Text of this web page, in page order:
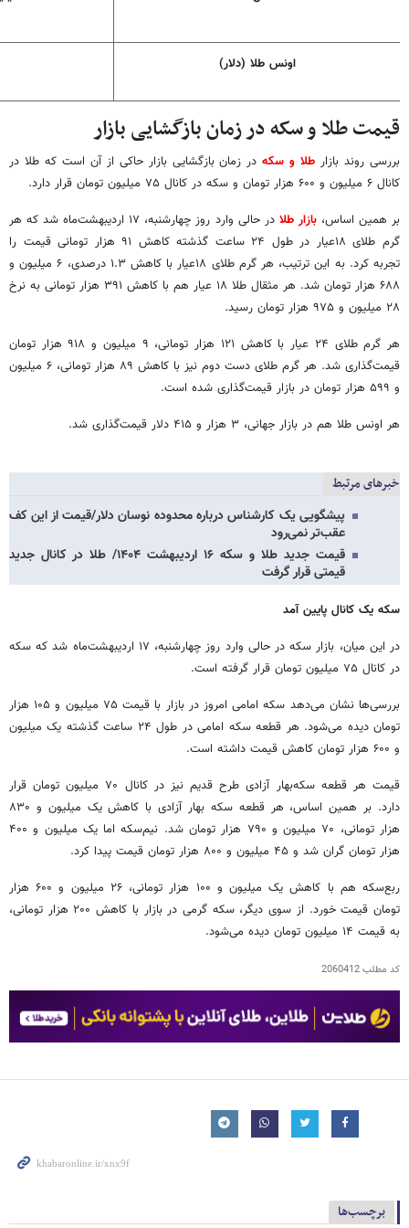
اونس طلا (دلار)
قیمت طلا و سکه در زمان بازگشایی بازار
بررسی روند بازار طلا و سکه در زمان بازگشایی بازار حاکی از آن است که طلا در
کانال ۶ میلیون و ۶۰۰ هزار تومان و سکه در کانال ۷۵ میلیون تومان قرار دارد.
بر همین اساس،بازار طلا
در حالی وارد روز چهارشنبه، ۱۷ اردیبهشت‌ماه شد که هر
گرم طلای ۱۸عیار در طول ۲۴ ساعت گذشته کاهش ۹۱ هزار تومانی قیمت را
تجربه کرد. به این ترتیب، هر گرم طلای ۱۸عیار با کاهش ۱.۳ درصدی، ۶ میلیون و
۶۸۸ هزار تومان شد. هر مثقال طلا ۱۸ عیار هم با کاهش ۳۹۱ هزار تومانی به نرخ
۲۸ میلیون و ۹۷۵ هزار تومان رسید.
هر گرم طلای ۲۴ عیار با کاهش ۱۲۱ هزار تومانی، ۹ میلیون و ۹۱۸ هزار تومان
قیمت‌گذاری شد. هر گرم طلای دست دوم نیز با کاهش ۸۹ هزار تومانی، ۶ میلیون
و ۵۹۹ هزار تومان در بازار قیمت‌گذاری شده است.
هر اونس طلا هم در بازار جهانی، ۳ هزار و ۴۱۵ دلار قیمت‌گذاری شد.
خبرهای مرتبط
پیشگویی یک کارشناس درباره محدوده نوسان دلار/قیمت از این کف
عقب‌تر نمی‌رود
قیمت جدید طلا و سکه ۱۶ اردیبهشت ۱۴۰۴/ طلا در کانال جدید
قیمتی قرار گرفت
سکه یک کانال پایین آمد
در این میان، بازار سکه در حالی وارد روز چهارشنبه، ۱۷ اردیبهشت‌ماه شد که سکه
در کانال ۷۵ میلیون تومان قرار گرفته است.
بررسی‌ها نشان می‌دهد سکه امامی امروز در بازار با قیمت ۷۵ میلیون و ۱۰۵ هزار
تومان دیده می‌شود. هر قطعه سکه امامی در طول ۲۴ ساعت گذشته یک میلیون
و ۶۰۰ هزار تومان کاهش قیمت داشته است.
قیمت هر قطعه سکه‌بهار آزادی طرح قدیم نیز در کانال ۷۰ میلیون تومان قرار
دارد. بر همین اساس، هر قطعه سکه بهار آزادی با کاهش یک میلیون و ۸۳۰
هزار تومانی، ۷۰ میلیون و ۷۹۰ هزار تومان شد. نیم‌سکه اما یک میلیون و ۴۰۰
هزار تومان گران شد و ۴۵ میلیون و ۸۰۰ هزار تومان قیمت پیدا کرد.
ربع‌سکه هم با کاهش یک میلیون و ۱۰۰ هزار تومانی، ۲۶ میلیون و ۶۰۰ هزار
تومان قیمت خورد. از سوی دیگر، سکه گرمی در بازار با کاهش ۲۰۰ هزار تومانی،
به قیمت ۱۴ میلیون تومان دیده می‌شود.
کد مطلب2060412
برچسب‌ها